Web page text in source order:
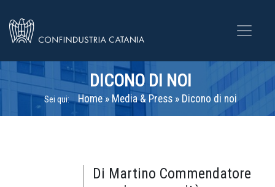
DICONO DI NOI
Sei qui: Home» Media & Press » Dicono di noi
Di Martino Commendatore